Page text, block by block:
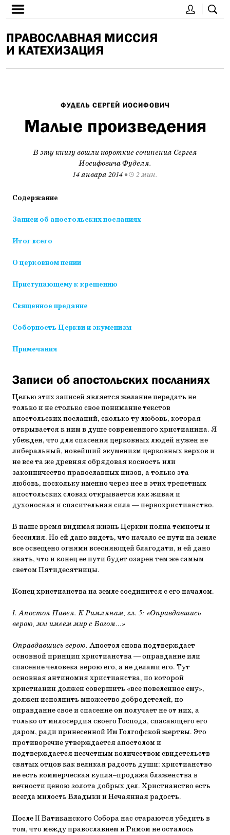
ПРАВОСЛАВНАЯ МИССИЯ
И КАТЕХИЗАЦИЯ
ФУДЕЛЬ СЕРГЕЙ ИОСИФОВИЧ
Малые произведения
В эту книгу вошли короткие сочинения Сергея
Иосифовича Фуделя.
14 января 2014 • 2 мин.
Содержание
Записи об апостольских посланиях
Итог всего
О церковном пении
Приступающему к крещению
Священное предание
Соборность Церкви и экуменизм
Примечания
Записи об апостольских посланиях
Целью этих записей является желание передать не
только и не столько свое понимание текстов
апостольских посланий, сколько ту любовь, которая
открывается к ним в душе современного христианина. Я
убежден, что для спасения церковных людей нужен не
либеральный, новейший экуменизм церковных верхов и
не все та же древняя обрядовая косность или
законничество православных низов, а только эта
любовь, поскольку именно через нее в этих трепетных
апостольских словах открывается как живая и
духоносная и спасительная сила — первохристианство.
В наше время видимая жизнь Церкви полна темноты и
бессилия. Но ей дано видеть, что начало ее пути на земле
все освещено огнями всесияющей благодати, и ей дано
знать, что и конец ее пути будет озарен тем же самым
светом Пятидесятницы.
Конец христианства на земле соединится с его началом.
I. Апостол Павел. К Римлянам, гл. 5: «Оправдавшись
верою, мы имеем мир с Богом…»
Оправдавшись верою. Апостол снова подтверждает
основной принцип христианства — оправдание или
спасение человека верою его, а не делами его. Тут
основная антиномия христианства, по которой
христианин должен совершить «все повеленное ему»,
должен исполнить множество добродетелей, но
оправдание свое и спасение он получает не от них, а
только от милосердия своего Господа, спасающего его
даром, ради принесенной Им Голгофской жертвы. Это
противоречие утверждается апостолом и
подтверждается несчетным количеством свидетельств
святых отцов как великая радость души: христианство
не есть коммерческая купля–продажа блаженства в
вечности ценою золота добрых дел. Христианство есть
всегда милость Владыки и Нечаянная радость.
После II Ватиканского Собора нас стараются убедить в
том, что между православием и Римом не осталось